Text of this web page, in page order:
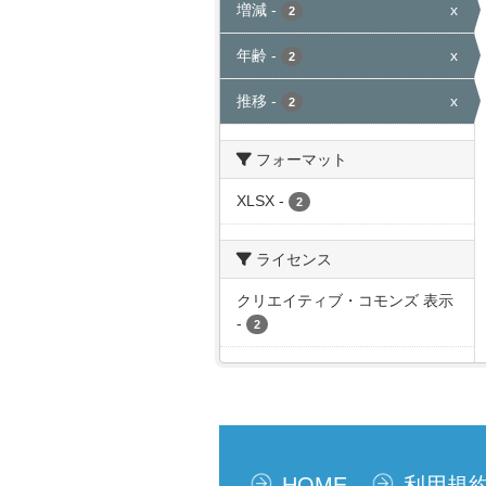
増減 - 2 x
年齢 - 2 x
推移 - 2 x
フォーマット
XLSX - 2
ライセンス
クリエイティブ・コモンズ 表示
-
2